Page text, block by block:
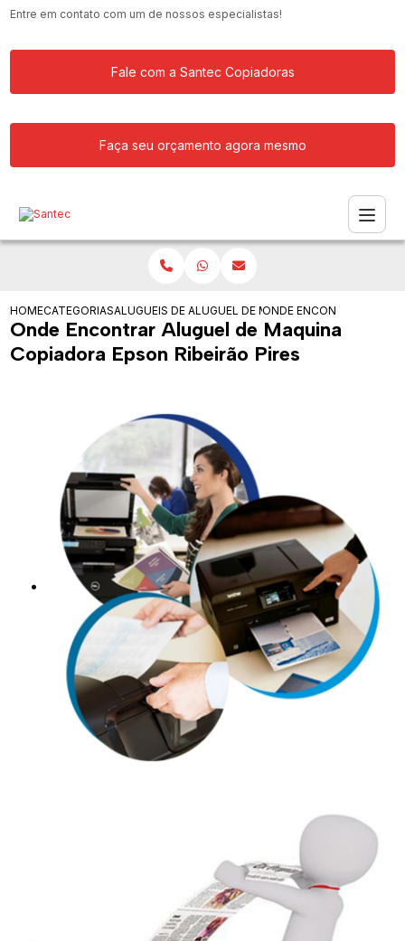
Entre em contato com um de nossos especialistas!
Fale com a Santec Copiadoras
Faça seu orçamento agora mesmo
HOMECATEGORIASALUGUEIS DE COPIADORASALUGUEL DE MAQUINA COPIADORA
ONDE ENCONTRAR
Onde Encontrar Aluguel de Maquina
Copiadora Epson Ribeirão Pires